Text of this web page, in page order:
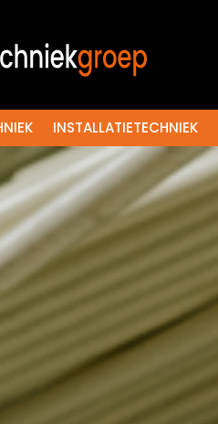
INSTALLATIETECHNIEK